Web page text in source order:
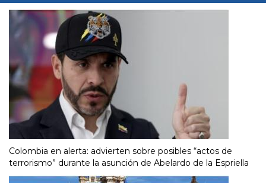
Colombia en alerta: advierten sobre posibles “actos de
terrorismo” durante la asunción de Abelardo de la Espriella